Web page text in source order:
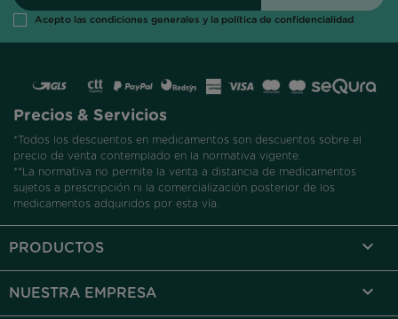
Acepto las condiciones generales y la política de confidencialidad
Precios & Servicios
*Todos los descuentos en medicamentos son descuentos sobre el
precio de venta contemplado en la normativa vigente.
**La normativa no permite la venta a distancia de medicamentos
sujetos a prescripción ni la comercialización posterior de los
medicamentos adquiridos por esta vía.
PRODUCTOS 
NUESTRA EMPRESA 